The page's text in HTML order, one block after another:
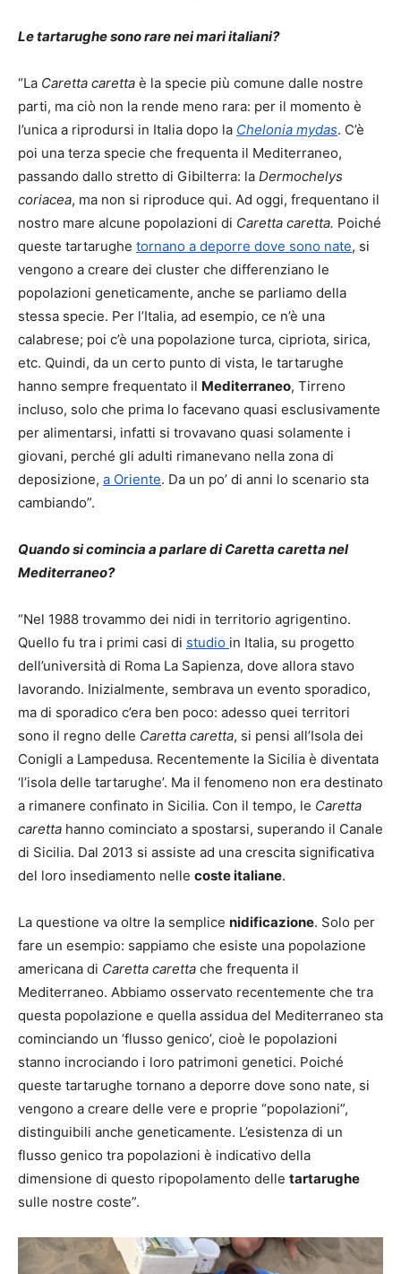
Le tartarughe sono rare nei mari italiani?
“La Caretta caretta è la specie più comune dalle nostre
parti, ma ciò non la rende meno rara: per il momento è
l’unica a riprodursi in Italia dopo la Chelonia mydas. C’è
poi una terza specie che frequenta il Mediterraneo,
passando dallo stretto di Gibilterra: la Dermochelys
coriacea, ma non si riproduce qui. Ad oggi, frequentano il
nostro mare alcune popolazioni di Caretta caretta. Poiché
queste tartarughe tornano a deporre dove sono nate, si
vengono a creare dei cluster che differenziano le
popolazioni geneticamente, anche se parliamo della
stessa specie. Per l’Italia, ad esempio, ce n’è una
calabrese; poi c’è una popolazione turca, cipriota, sirica,
etc. Quindi, da un certo punto di vista, le tartarughe
hanno sempre frequentato il Mediterraneo, Tirreno
incluso, solo che prima lo facevano quasi esclusivamente
per alimentarsi, infatti si trovavano quasi solamente i
giovani, perché gli adulti rimanevano nella zona di
deposizione, a Oriente. Da un po’ di anni lo scenario sta
cambiando”.
Quando si comincia a parlare di Caretta caretta nel
Mediterraneo?
“Nel 1988 trovammo dei nidi in territorio agrigentino.
Quello fu tra i primi casi di studio in Italia, su progetto
dell’università di Roma La Sapienza, dove allora stavo
lavorando. Inizialmente, sembrava un evento sporadico,
ma di sporadico c’era ben poco: adesso quei territori
sono il regno delle Caretta caretta, si pensi all’Isola dei
Conigli a Lampedusa. Recentemente la Sicilia è diventata
‘l’isola delle tartarughe’. Ma il fenomeno non era destinato
a rimanere confinato in Sicilia. Con il tempo, le Caretta
caretta hanno cominciato a spostarsi, superando il Canale
di Sicilia. Dal 2013 si assiste ad una crescita significativa
del loro insediamento nelle coste italiane.
La questione va oltre la semplice nidificazione. Solo per
fare un esempio: sappiamo che esiste una popolazione
americana di Caretta caretta che frequenta il
Mediterraneo. Abbiamo osservato recentemente che tra
questa popolazione e quella assidua del Mediterraneo sta
cominciando un ‘flusso genico’, cioè le popolazioni
stanno incrociando i loro patrimoni genetici. Poiché
queste tartarughe tornano a deporre dove sono nate, si
vengono a creare delle vere e proprie “popolazioni”,
distinguibili anche geneticamente. L’esistenza di un
flusso genico tra popolazioni è indicativo della
dimensione di questo ripopolamento delle tartarughe
sulle nostre coste”.